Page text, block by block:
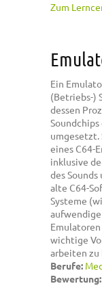
Zum
Ein
(Betriebs-)
dessen
umgesetzt.
eines C64-
inklusive
des Sounds
alte C64-
Systeme
wichtige
arbeiten zu
Berufe:
Bewertung: